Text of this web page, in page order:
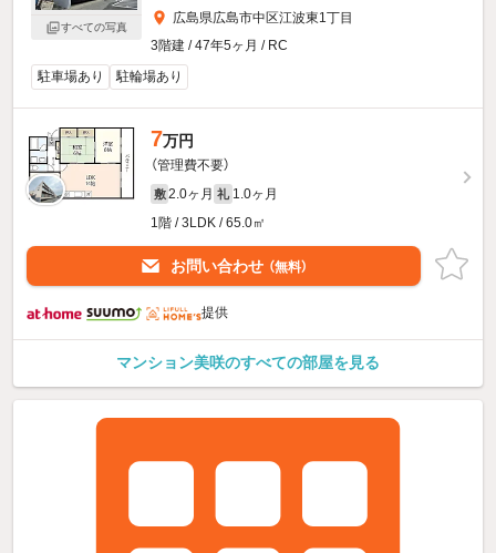
すべての写真
広島県広島市中区江波東1丁目
3階建 / 47年5ヶ月 / RC
駐車場あり
駐輪場あり
7万円
（管理費不要）
敷 2.0ヶ月 礼 1.0ヶ月
1階 / 3LDK / 65.0㎡
お問い合わせ （無料）
提供
マンション美咲のすべての部屋を見る